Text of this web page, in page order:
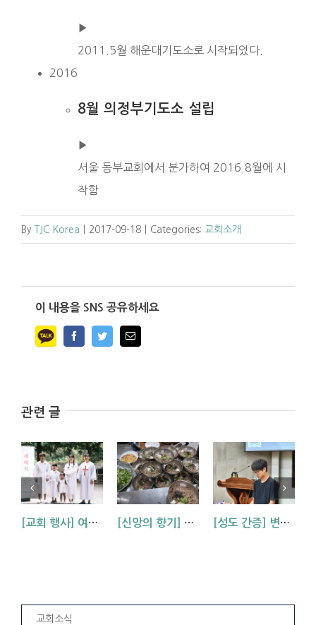
▶︎
2011.5월 해운대기도소로 시작되었다.
2016
8월 의정부기도소 설립
▶︎
서울 동부교회에서 분가하여 2016.8월에 시
작함
By TJC Korea 2017-09-18 Categories: 교회소개
이 내용을 SNS 공유하세요
FacebookTwitterEmail
관련 글
[교회 행사] 여름 세례식 – 새로운 믿음의 발걸음을 내딛다 [신앙의 향기] 5주차 특별식 요리사는~? [성도 간증] 변화와 성장의 의지를 품고 실천하는 신앙인이 되길_김진명 형제
교회소식